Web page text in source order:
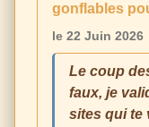
gonflables
le 22 Juin 2026
Le coup
faux, je
sites qui te